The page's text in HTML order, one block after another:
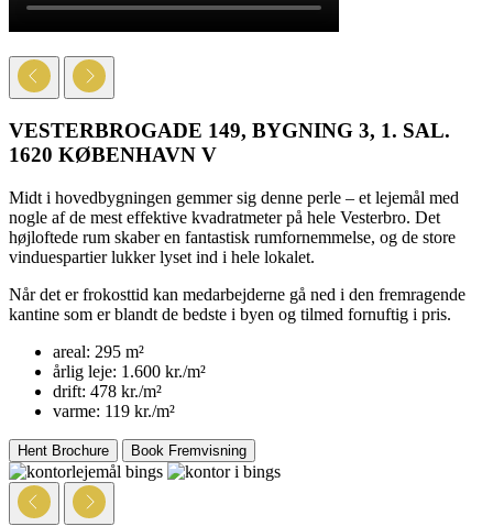
VESTERBROGADE 149, BYGNING 3, 1. SAL.
1620 KØBENHAVN V
Midt i hovedbygningen gemmer sig denne perle – et lejemål med
nogle af de mest effektive kvadratmeter på hele Vesterbro. Det
højloftede rum skaber en fantastisk rumfornemmelse, og de store
vinduespartier lukker lyset ind i hele lokalet.
Når det er frokosttid kan medarbejderne gå ned i den fremragende
kantine som er blandt de bedste i byen og tilmed fornuftig i pris.
areal: 295 m²
årlig leje: 1.600 kr./m²
drift: 478 kr./m²
varme: 119 kr./m²
Hent Brochure Book Fremvisning